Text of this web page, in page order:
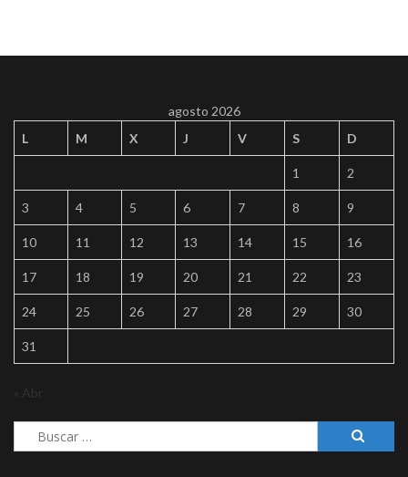
agosto 2026
L
M X J V S D
1 2
3 4 5 6 7 8 9
10 11 12 13 14 15 16
17 18 19 20 21 22 23
24 25 26 27 28 29 30
31
« Abr
Buscar: